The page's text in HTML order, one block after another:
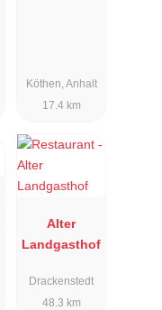
Köthen, Anhalt
17.4 km
Alter
Landgasthof
Drackenstedt
48.3 km